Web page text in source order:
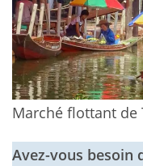
Marché flottant de
Avez-vous besoin